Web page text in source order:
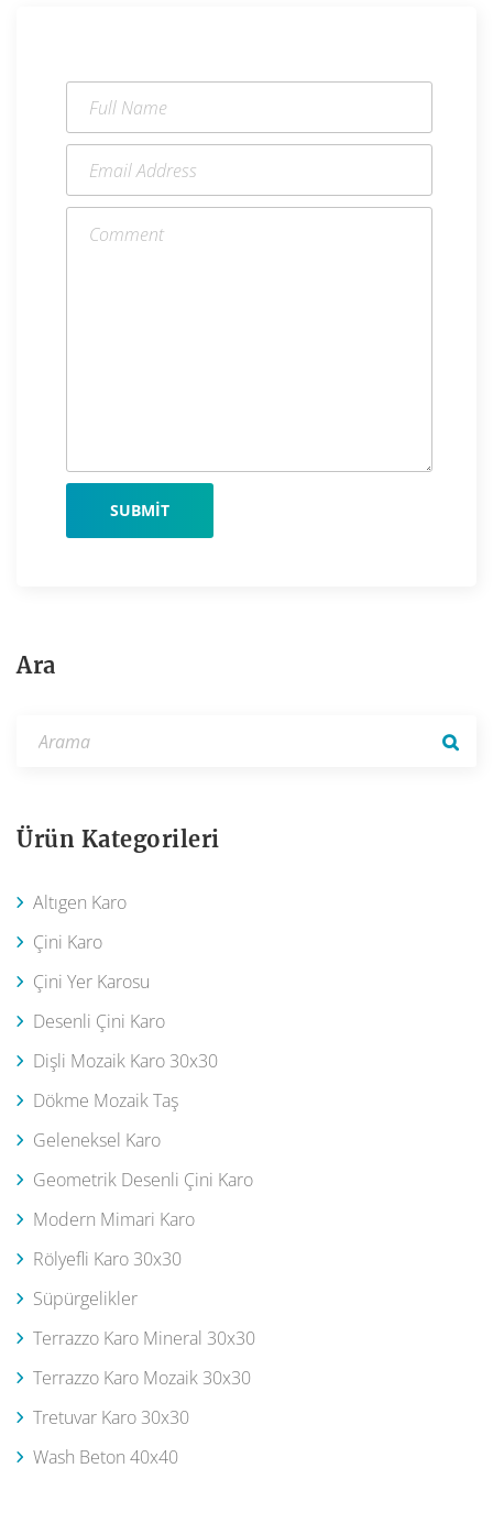
Ara
Ürün Kategorileri
Altıgen Karo
Çini Karo
Çini Yer Karosu
Desenli Çini Karo
Dişli Mozaik Karo 30x30
Dökme Mozaik Taş
Geleneksel Karo
Geometrik Desenli Çini Karo
Modern Mimari Karo
Rölyefli Karo 30x30
Süpürgelikler
Terrazzo Karo Mineral 30x30
Terrazzo Karo Mozaik 30x30
Tretuvar Karo 30x30
Wash Beton 40x40